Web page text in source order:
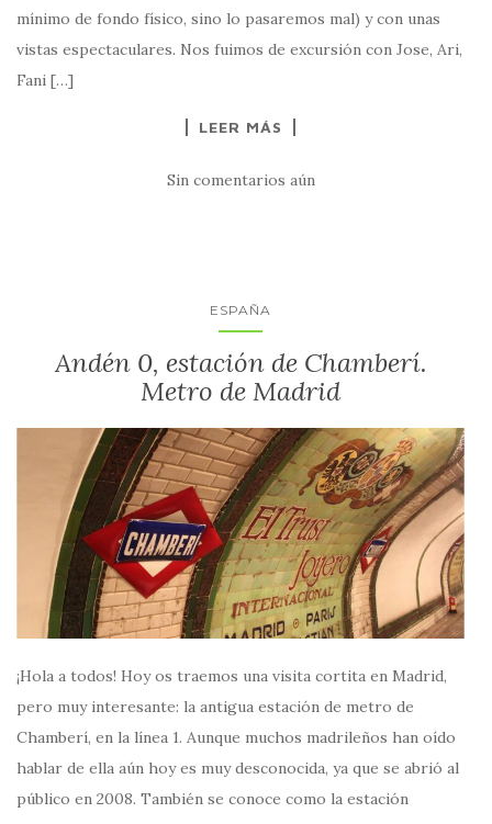
mínimo de fondo físico, sino lo pasaremos mal) y con unas
vistas espectaculares. Nos fuimos de excursión con Jose, Ari,
Fani […]
LEER MÁS
Sin comentarios aún
ESPAÑA
Andén 0, estación de Chamberí.
Metro de Madrid
¡Hola a todos! Hoy os traemos una visita cortita en Madrid,
pero muy interesante: la antigua estación de metro de
Chamberí, en la línea 1. Aunque muchos madrileños han oído
hablar de ella aún hoy es muy desconocida, ya que se abrió al
público en 2008. También se conoce como la estación